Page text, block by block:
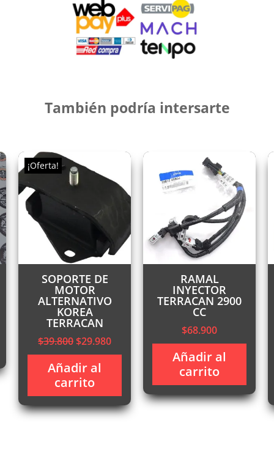
También podría intersarte
¡Oferta!
SOPORTE DE
MOTOR
ALTERNATIVO
KOREA
TERRACAN
$39.800El
precio
original
era:
$39.800.
$29.980El
precio
$29.980.
Añadir al
carrito
RAMAL
INYECTOR
TERRACAN 2900
CC
$68.900
Añadir al
carrito